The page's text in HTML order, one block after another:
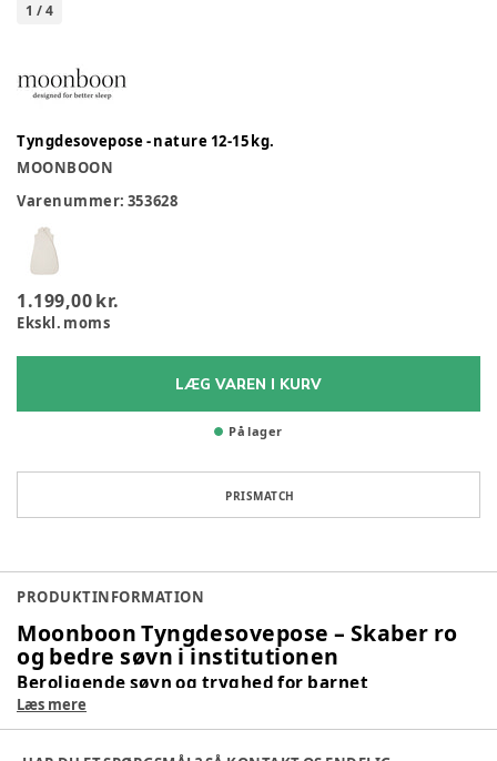
1 /4
Tyngdesovepose - nature 12-15 kg.
MOONBOON
Varenummer: 353628
1.199,00 kr.
Ekskl. moms
LÆG VAREN I KURV
På lager
PRISMATCH
PRODUKTINFORMATION
Moonboon Tyngdesovepose – Skaber ro
og bedre søvn i institutionen
Beroligende søvn og tryghed for barnet
Moonboons tyngdesovepose hjælper barnet med at finde ro,
Læs mere